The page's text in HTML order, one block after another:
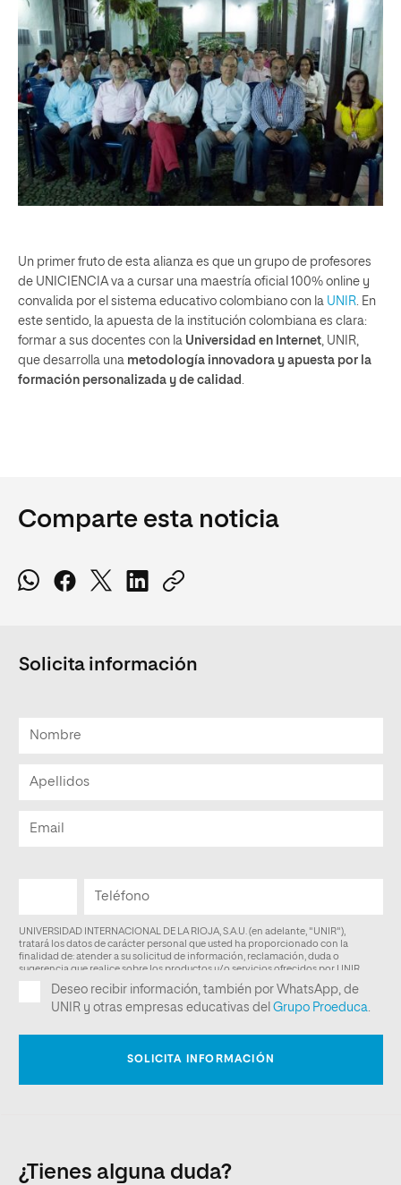
Un primer fruto de esta alianza es que un grupo de profesores
de UNICIENCIA va a cursar una maestría oficial 100% online y
convalida por el sistema educativo colombiano con la UNIR . En
este sentido, la apuesta de la institución colombiana es clara:
formar a sus docentes con la Universidad en Internet , UNIR,
que desarrolla una metodología innovadora y apuesta por la
formación personalizada y de calidad
Comparte esta noticia
Solicita información
¿Tienes alguna duda?